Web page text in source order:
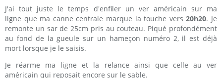
J'ai tout juste le temps d'enfiler un ver américain sur ma
ligne que ma canne centrale marque la touche vers20h20. Je
remonte un sar de 25cm pris au couteau. Piqué profondément
au fond de la gueule sur un hameçon numéro 2, il est déjà
mort lorsque je le saisis.
Je réarme ma ligne et la relance ainsi que celle au ver
américain qui reposait encore sur le sable.